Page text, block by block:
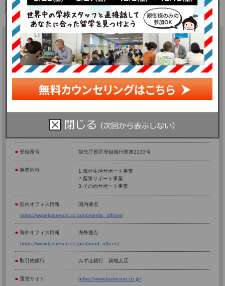
捨て去り、挑戦する生き方を選ぶ人たちを応援したい、ラストリゾートという社名には、そんな
思いが込められています。
■商 号 株式会社ラストリゾート
■本 社
東京都品川区東品川2-3-12
天王洲ベイタワー 10階
（旧 シーフォートスクエアセンタービルディング）
■ 登録番号 観光庁長官登録旅行業第2133号
■ 事業内容
1.海外生活サポート事業
2.留学サポート事業
3.その他サポート事業
■ 国内オフィス情報
国内拠点
https://www.lastresort.co.jp/domestic_offices/
■ 海外オフィス情報
海外拠点
https://www.lastresort.co.jp/abroad_offices/
■ 取引先銀行 みずほ銀行 築地支店
■ 運営サイト https://www.lastresort.co.jp/